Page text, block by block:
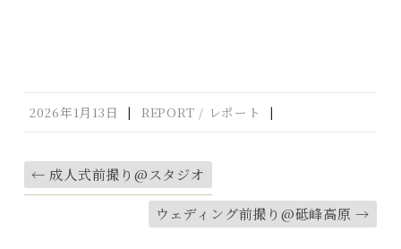
2026年1月13日 | REPORT / レポート |
← 成人式前撮り@スタジオ
ウェディング前撮り@砥峰高原→